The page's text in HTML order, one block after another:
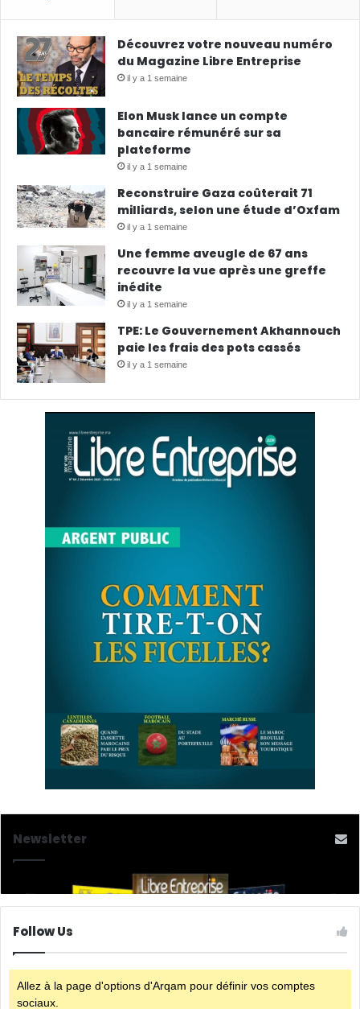
Découvrez votre nouveau numéro
du Magazine Libre Entreprise
il y a 1 semaine
Elon Musk lance un compte
bancaire rémunéré sur sa
plateforme
il y a 1 semaine
Reconstruire Gaza coûterait 71
milliards, selon une étude d’Oxfam
il y a 1 semaine
Une femme aveugle de 67 ans
recouvre la vue après une greffe
inédite
il y a 1 semaine
TPE: Le Gouvernement Akhannouch
paie les frais des pots cassés
il y a 1 semaine
Newsletter
Follow Us
Allez à la page d'options d'Arqam pour définir vos comptes
sociaux.